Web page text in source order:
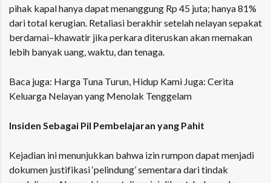
pihak kapal hanya dapat menanggung Rp 45 juta; hanya 81%
dari total kerugian. Retaliasi berakhir setelah nelayan sepakat
berdamai–khawatir jika perkara diteruskan akan memakan
lebih banyak uang, waktu, dan tenaga.
Baca juga: Harga Tuna Turun, Hidup Kami Juga: Cerita
Keluarga Nelayan yang Menolak Tenggelam
Insiden Sebagai Pil Pembelajaran yang Pahit
Kejadian ini menunjukkan bahwa izin rumpon dapat menjadi
dokumen justifikasi ‘pelindung’ sementara dari tindak